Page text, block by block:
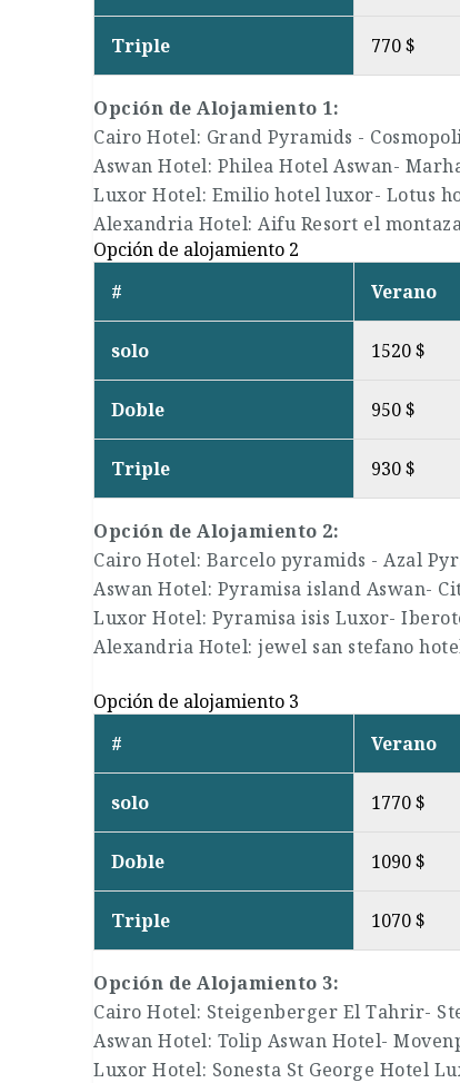
Triple 770 $
Opción de Alojamiento 1:
Cairo Hotel: Grand Pyramids -
Aswan Hotel: Philea Hotel Aswan-
Luxor Hotel: Emilio hotel luxor- Lotus
Alexandria Hotel: Aifu Resort el
Opción de alojamiento 2
#
Verano
solo 1520 $
Doble 950 $
Triple 930 $
Opción de Alojamiento 2:
Cairo Hotel: Barcelo pyramids - Azal
Aswan Hotel: Pyramisa island Aswan-
Luxor Hotel: Pyramisa isis Luxor-
Alexandria Hotel: jewel san stefano
Opción de alojamiento 3
#
Verano
solo 1770 $
Doble 1090 $
Triple 1070 $
Opción de Alojamiento 3:
Cairo Hotel: Steigenberger El Tahrir-
Aswan Hotel: Tolip Aswan Hotel-
Luxor Hotel: Sonesta St George Hotel